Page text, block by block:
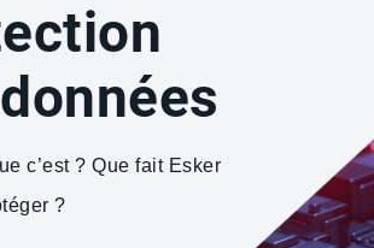
c’est ? Que fait Esker
?